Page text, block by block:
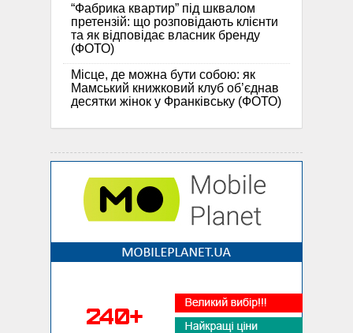
“Фабрика квартир” під шквалом
претензій: що розповідають клієнти
та як відповідає власник бренду
(ФОТО)
Місце, де можна бути собою: як
Мамський книжковий клуб об’єднав
десятки жінок у Франківську (ФОТО)